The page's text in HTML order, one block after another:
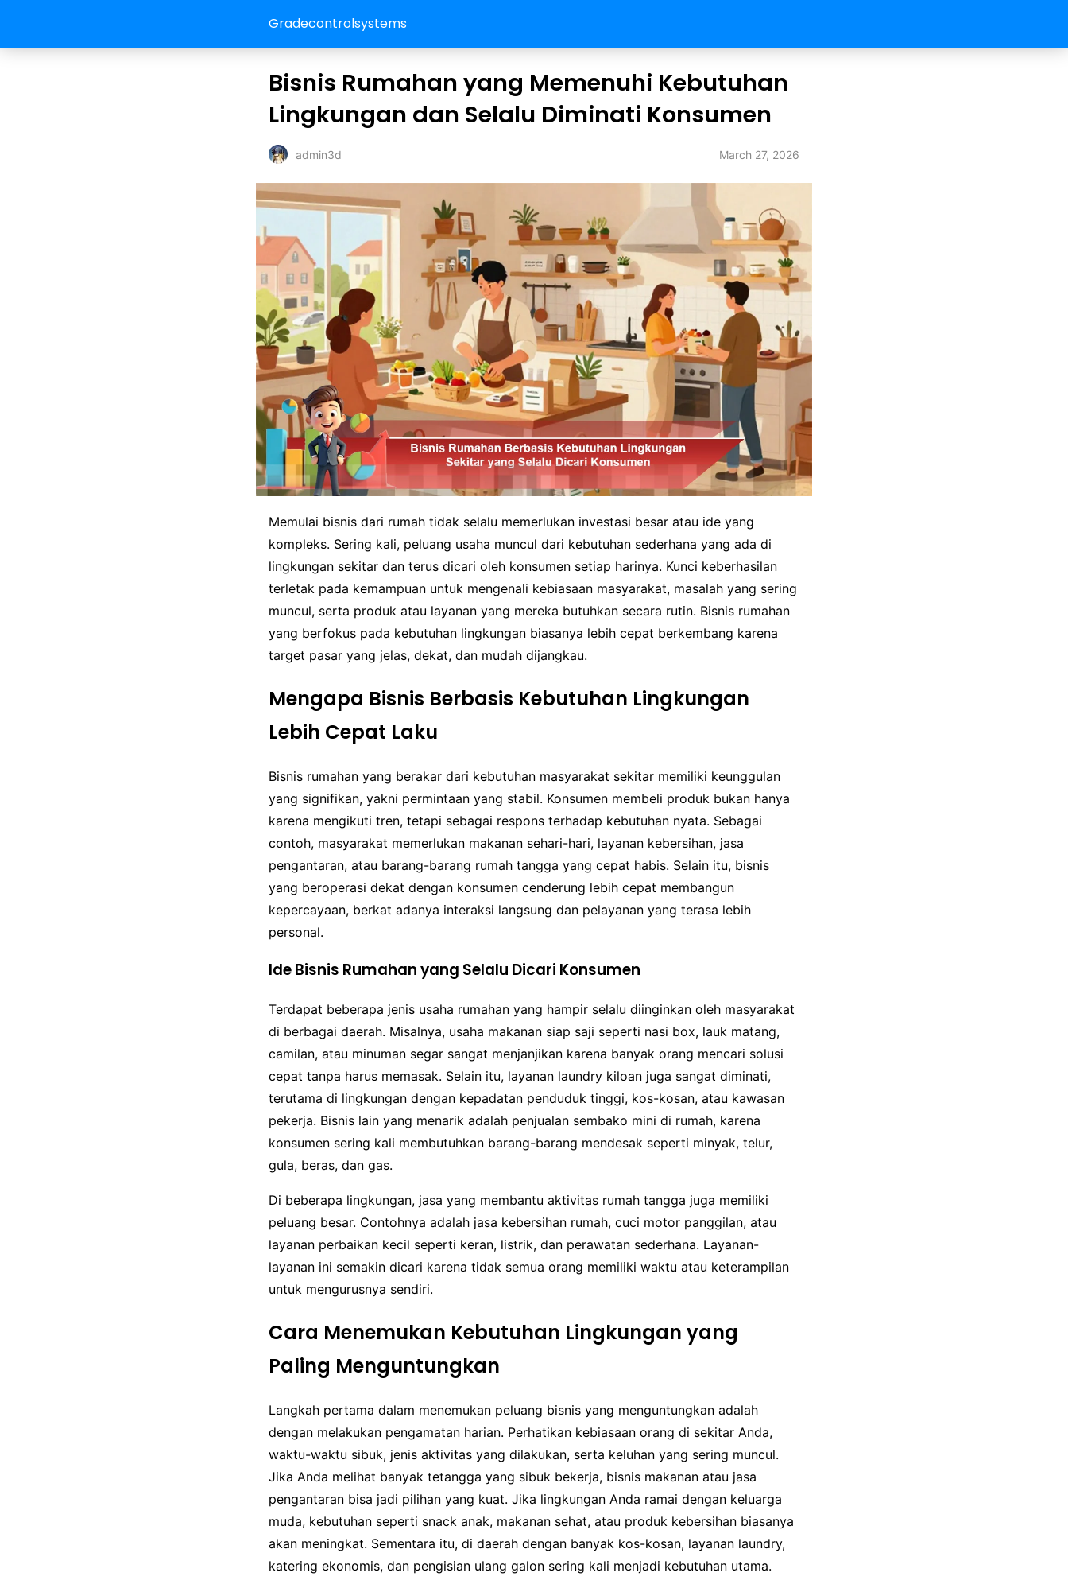
Gradecontrolsystems
Bisnis Rumahan yang Memenuhi Kebutuhan
Lingkungan dan Selalu Diminati Konsumen
admin3d March 27, 2026
Memulai bisnis dari rumah tidak selalu memerlukan investasi besar atau ide yang
kompleks. Sering kali, peluang usaha muncul dari kebutuhan sederhana yang ada di
lingkungan sekitar dan terus dicari oleh konsumen setiap harinya. Kunci keberhasilan
terletak pada kemampuan untuk mengenali kebiasaan masyarakat, masalah yang sering
muncul, serta produk atau layanan yang mereka butuhkan secara rutin. Bisnis rumahan
yang berfokus pada kebutuhan lingkungan biasanya lebih cepat berkembang karena
target pasar yang jelas, dekat, dan mudah dijangkau.
Mengapa Bisnis Berbasis Kebutuhan Lingkungan
Lebih Cepat Laku
Bisnis rumahan yang berakar dari kebutuhan masyarakat sekitar memiliki keunggulan
yang signifikan, yakni permintaan yang stabil. Konsumen membeli produk bukan hanya
karena mengikuti tren, tetapi sebagai respons terhadap kebutuhan nyata. Sebagai
contoh, masyarakat memerlukan makanan sehari-hari, layanan kebersihan, jasa
pengantaran, atau barang-barang rumah tangga yang cepat habis. Selain itu, bisnis
yang beroperasi dekat dengan konsumen cenderung lebih cepat membangun
kepercayaan, berkat adanya interaksi langsung dan pelayanan yang terasa lebih
personal.
Ide Bisnis Rumahan yang Selalu Dicari Konsumen
Terdapat beberapa jenis usaha rumahan yang hampir selalu diinginkan oleh masyarakat
di berbagai daerah. Misalnya, usaha makanan siap saji seperti nasi box, lauk matang,
camilan, atau minuman segar sangat menjanjikan karena banyak orang mencari solusi
cepat tanpa harus memasak. Selain itu, layanan laundry kiloan juga sangat diminati,
terutama di lingkungan dengan kepadatan penduduk tinggi, kos-kosan, atau kawasan
pekerja. Bisnis lain yang menarik adalah penjualan sembako mini di rumah, karena
konsumen sering kali membutuhkan barang-barang mendesak seperti minyak, telur,
gula, beras, dan gas.
Di beberapa lingkungan, jasa yang membantu aktivitas rumah tangga juga memiliki
peluang besar. Contohnya adalah jasa kebersihan rumah, cuci motor panggilan, atau
layanan perbaikan kecil seperti keran, listrik, dan perawatan sederhana. Layanan-
layanan ini semakin dicari karena tidak semua orang memiliki waktu atau keterampilan
untuk mengurusnya sendiri.
Cara Menemukan Kebutuhan Lingkungan yang
Paling Menguntungkan
Langkah pertama dalam menemukan peluang bisnis yang menguntungkan adalah
dengan melakukan pengamatan harian. Perhatikan kebiasaan orang di sekitar Anda,
waktu-waktu sibuk, jenis aktivitas yang dilakukan, serta keluhan yang sering muncul.
Jika Anda melihat banyak tetangga yang sibuk bekerja, bisnis makanan atau jasa
pengantaran bisa jadi pilihan yang kuat. Jika lingkungan Anda ramai dengan keluarga
muda, kebutuhan seperti snack anak, makanan sehat, atau produk kebersihan biasanya
akan meningkat. Sementara itu, di daerah dengan banyak kos-kosan, layanan laundry,
katering ekonomis, dan pengisian ulang galon sering kali menjadi kebutuhan utama.